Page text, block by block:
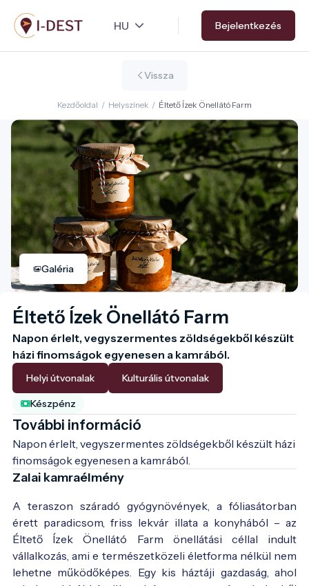
Ugrás
a
tartalomra
Bejelentkezés
Vissza
Kezdőoldal / Helyszínek / Éltető Ízek Önellátó Farm
Galéria
Éltető Ízek Önellátó Farm
Napon érlelt, vegyszermentes zöldségekből készült
házi finomságok egyenesen a kamrából.
Helyi útvonalak Kulturális útvonalak
Készpénz
További információ
Napon érlelt, vegyszermentes zöldségekből készült házi
finomságok egyenesen a kamrából.
Zalai kamraélmény
A teraszon száradó gyógynövények, a fóliasátorban
érett paradicsom, friss lekvár illata a konyhából – az
Éltető Ízek Önellátó Farm önellátási céllal indult
vállalkozás, ami e természetközeli életforma nélkül nem
lehetne működőképes. Egy kis háztáji gazdaság, ahol